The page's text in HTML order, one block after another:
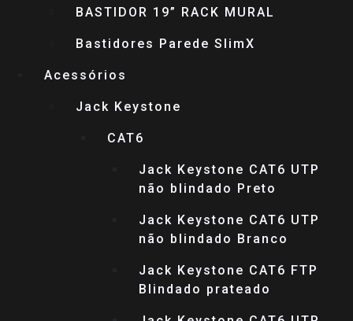
BASTIDOR 19” RACK MURAL
Bastidores Parede SlimX
Acessórios
Jack Keystone
CAT6
Jack Keystone CAT6 UTP
não blindado Preto
Jack Keystone CAT6 UTP
não blindado Branco
Jack Keystone CAT6 FTP
Blindado prateado